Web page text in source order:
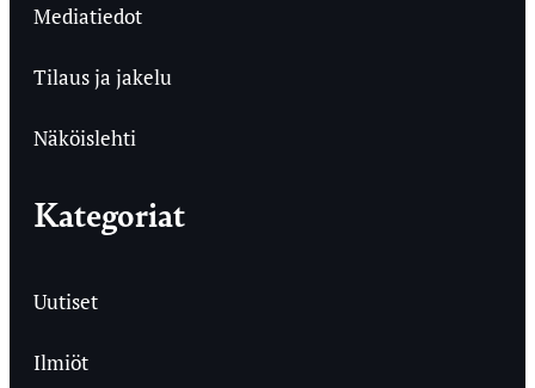
Mediatiedot
Tilaus ja jakelu
Näköislehti
Kategoriat
Uutiset
Ilmiöt